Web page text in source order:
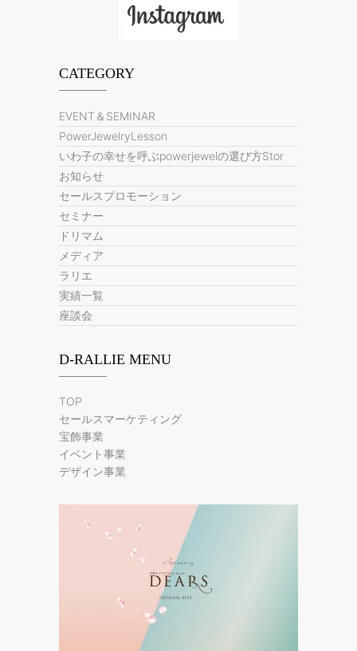
CATEGORY
EVENT＆SEMINAR
PowerJewelryLesson
いわ子の幸せを呼ぶpowerjewelの選び方Stor
お知らせ
セールスプロモーション
セミナー
ドリマム
メディア
ラリエ
実績一覧
座談会
D-RALLIE MENU
TOP
セールスマーケティング
宝飾事業
イベント事業
デザイン事業